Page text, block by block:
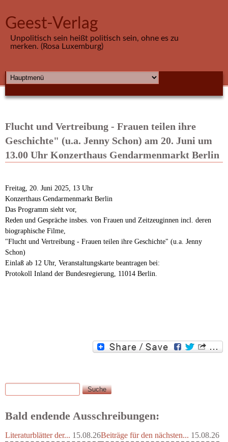
Geest-Verlag
Unpolitisch sein heißt politisch sein, ohne es zu
merken. (Rosa Luxemburg)
HAUPTMENÜ
Flucht und Vertreibung - Frauen teilen ihre
Geschichte" (u.a. Jenny Schon) am 20. Juni um
13.00 Uhr Konzerthaus Gendarmenmarkt Berlin
Freitag, 20. Juni 2025, 13 Uhr
Konzerthaus Gendarmenmarkt Berlin
Das Programm sieht vor,
Reden und Gespräche insbes. von Frauen und Zeitzeuginnen incl. deren
biographische Filme,
"Flucht und Vertreibung - Frauen teilen ihre Geschichte" (u.a. Jenny
Schon)
Einlaß ab 12 Uhr, Veranstaltungskarte beantragen bei:
Protokoll Inland der Bundesregierung, 11014 Berlin.
Suchformular
Suche
Bald endende Ausschreibungen:
Literaturblätter der... 15.08.26Beiträge für den nächsten... 15.08.26